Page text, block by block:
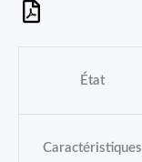
État
Caractéristiques